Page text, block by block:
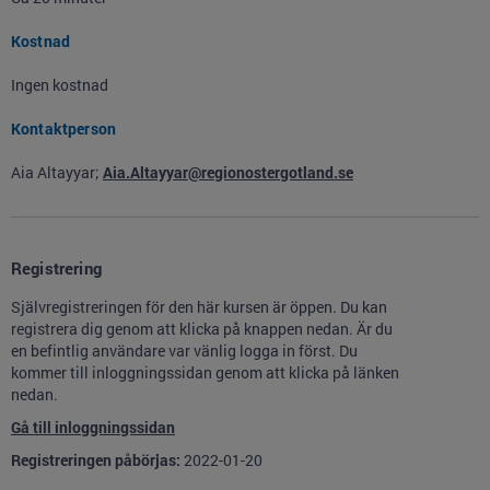
Kostnad
Ingen kostnad
Kontaktperson
Aia Altayyar; Aia.Altayyar@regionostergotland.se
Registrering
Självregistreringen för den här kursen är öppen. Du kan
registrera dig genom att klicka på knappen nedan. Är du
en befintlig användare var vänlig logga in först. Du
kommer till inloggningssidan genom att klicka på länken
nedan.
Gå till inloggningssidan
Registreringen påbörjas: 2022-01-20